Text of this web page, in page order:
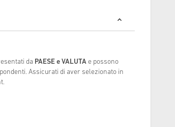
da PAESE e VALUTA e possono
Assicurati di aver selezionato in